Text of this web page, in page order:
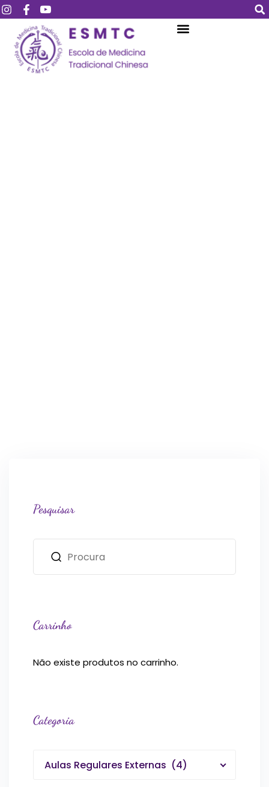
Pesquisar
Carrinho
Não existe produtos no carrinho.
Categoria
Aulas Regulares Externas (4)
Login Assinar
Login